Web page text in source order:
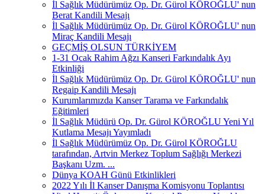
İl Sağlık Müdürümüz Op. Dr. Gürol KÖROĞLU' nun
Berat Kandili Mesajı
İl Sağlık Müdürümüz Op. Dr. Gürol KÖROĞLU' nun
Miraç Kandili Mesajı
GEÇMİŞ OLSUN TÜRKİYEM
1-31 Ocak Rahim Ağzı Kanseri Farkındalık Ayı
Etkinliği
İl Sağlık Müdürümüz Op. Dr. Gürol KÖROĞLU' nun
Regaip Kandili Mesajı
Kurumlarımızda Kanser Tarama ve Farkındalık
Eğitimleri
İl Sağlık Müdürü Op. Dr. Gürol KÖROĞLU Yeni Yıl
Kutlama Mesajı Yayımladı
İl Sağlık Müdürümüz Op. Dr. Gürol KÖROĞLU
tarafından, Artvin Merkez Toplum Sağlığı Merkezi
Başkanı Uzm. ...
Dünya KOAH Günü Etkinlikleri
2022 Yılı İl Kanser Danışma Komisyonu Toplantısı